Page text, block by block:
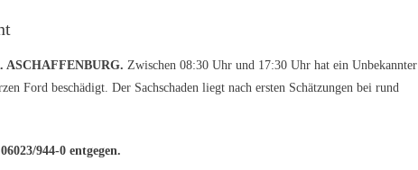
Zwischen 08:30 Uhr und 17:30 Uhr hat ein Unbekannter
Ford beschädigt. Der Sachschaden liegt nach ersten Schätzungen bei rund
944-0 entgegen.